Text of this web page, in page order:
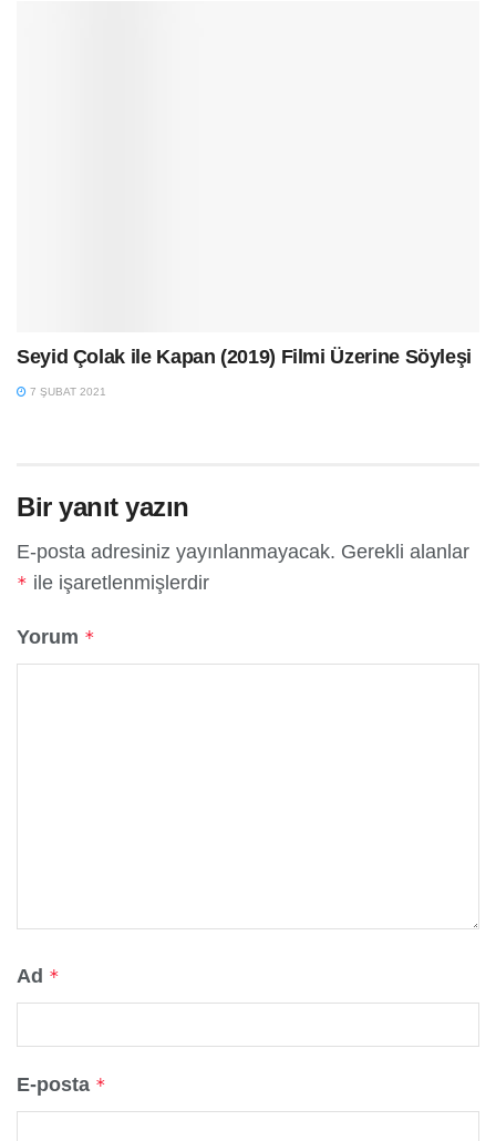
Seyid Çolak ile Kapan (2019) Filmi Üzerine Söyleşi
7 ŞUBAT 2021
Bir yanıt yazın
E-posta adresiniz yayınlanmayacak. Gerekli alanlar
* ile işaretlenmişlerdir
Yorum *
Ad *
E-posta *